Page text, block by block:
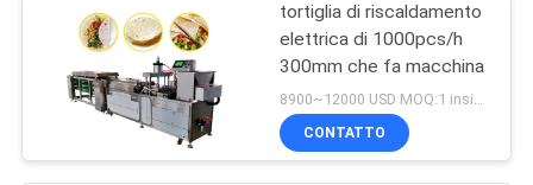
tortiglia di riscaldamento
elettrica di 1000pcs/h
300mm che fa macchina
8900~12000 USD MOQ:1 insieme
CONTATTO